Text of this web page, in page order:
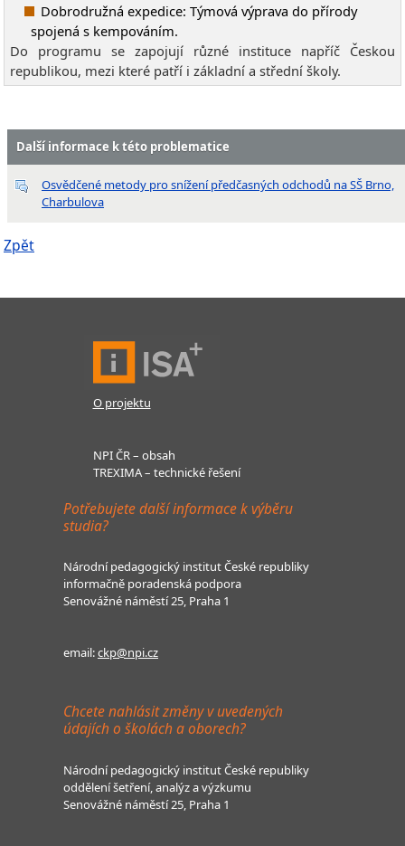
Dobrodružná expedice: Týmová výprava do přírody
spojená s kempováním.
Do programu se zapojují různé instituce napříč Českou
republikou, mezi které patří i základní a střední školy.
Další informace k této problematice
Osvědčené metody pro snížení předčasných odchodů na SŠ Brno,
Charbulova
Zpět
O projektu
NPI ČR – obsah
TREXIMA – technické řešení
Potřebujete další informace k výběru
studia?
Národní pedagogický institut České republiky
informačně poradenská podpora
Senovážné náměstí 25, Praha 1
email:ckp@npi.cz
Chcete nahlásit změny v uvedených
údajích o školách a oborech?
Národní pedagogický institut České republiky
oddělení šetření, analýz a výzkumu
Senovážné náměstí 25, Praha 1